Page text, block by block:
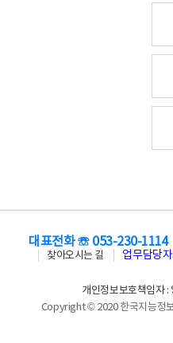
대표전화 ☏ 053-230-1114
찾아오시는 길
업무담당자
개인정보보호책임자 :
Copyright © 2020 한국지능정